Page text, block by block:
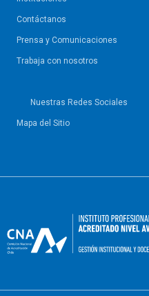
Contáctanos
Prensa y Comunicaciones
Trabaja con nosotros
Nuestras Redes Sociales
Mapa del Sitio